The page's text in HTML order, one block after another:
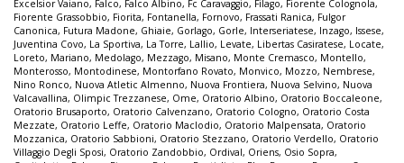
Excelsior Vaiano, Falco, Falco Albino, Fc Caravaggio, Filago, Fiorente Colognola,
Fiorente Grassobbio, Fiorita, Fontanella, Fornovo, Frassati Ranica, Fulgor
Canonica, Futura Madone, Ghiaie, Gorlago, Gorle, Interseriatese, Inzago, Issese,
Juventina Covo, La Sportiva, La Torre, Lallio, Levate, Libertas Casiratese, Locate,
Loreto, Mariano, Medolago, Mezzago, Misano, Monte Cremasco, Montello,
Monterosso, Montodinese, Montorfano Rovato, Monvico, Mozzo, Nembrese,
Nino Ronco, Nuova Atletic Almenno, Nuova Frontiera, Nuova Selvino, Nuova
Valcavallina, Olimpic Trezzanese, Ome, Oratorio Albino, Oratorio Boccaleone,
Oratorio Brusaporto, Oratorio Calvenzano, Oratorio Cologno, Oratorio Costa
Mezzate, Oratorio Leffe, Oratorio Maclodio, Oratorio Malpensata, Oratorio
Mozzanica, Oratorio Sabbioni, Oratorio Stezzano, Oratorio Verdello, Oratorio
Villaggio Degli Sposi, Oratorio Zandobbio, Ordival, Oriens, Osio Sopra,